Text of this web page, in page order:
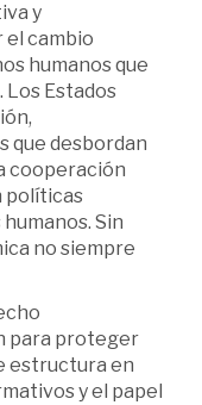
y
el cambio
humanos que
Estados
que desbordan
cooperación
políticas
Sin
no siempre
para proteger
estructura en
y el papel